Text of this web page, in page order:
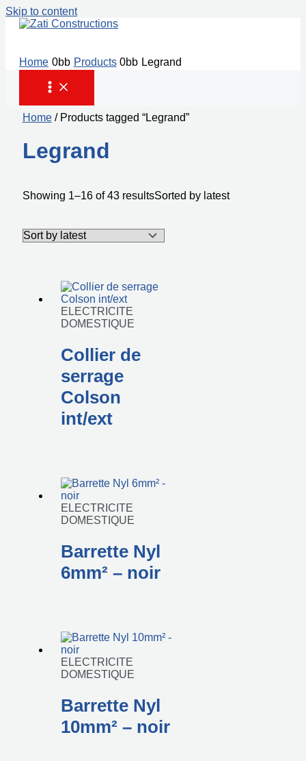
Skip to content
Home Products Legrand
Home/ Products tagged “Legrand”
Legrand
Showing 1–16 of 43 resultsSorted by latest
ELECTRICITE
DOMESTIQUE
Collier de
serrage
Colson
int/ext
ELECTRICITE
DOMESTIQUE
Barrette Nyl
6mm² – noir
ELECTRICITE
DOMESTIQUE
Barrette Nyl
10mm² – noir